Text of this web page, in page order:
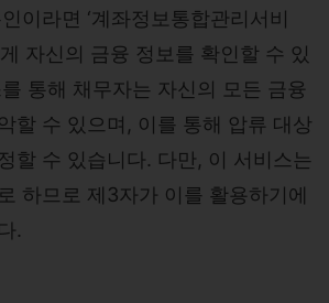
이라면 ‘계좌정보통합관리서비
자신의 금융 정보를 확인할 수 있
통해 채무자는 자신의 모든 금융
할 수 있으며, 이를 통해 압류 대상
할 수 있습니다. 다만, 이 서비스는
하므로 제3자가 이를 활용하기에
.